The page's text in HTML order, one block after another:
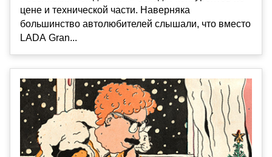
цене и технической части. Наверняка
большинство автолюбителей слышали, что вместо
LADA Gran...